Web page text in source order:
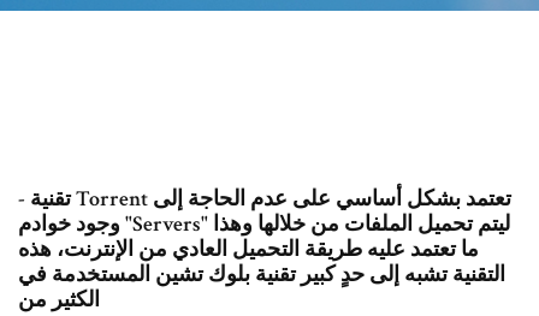
- تقنية Torrent تعتمد بشكل أساسي على عدم الحاجة إلى
وجود خوادم "Servers" ليتم تحميل الملفات من خلالها وهذا
ما تعتمد عليه طريقة التحميل العادي من الإنترنت، هذه
التقنية تشبه إلى حدٍ كبير تقنية بلوك تشين المستخدمة في
الكثير من